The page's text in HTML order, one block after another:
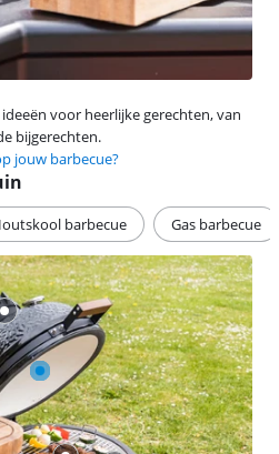
voor heerlijke gerechten, van
bijgerechten.
jouw barbecue?
barbecue Gas barbecue